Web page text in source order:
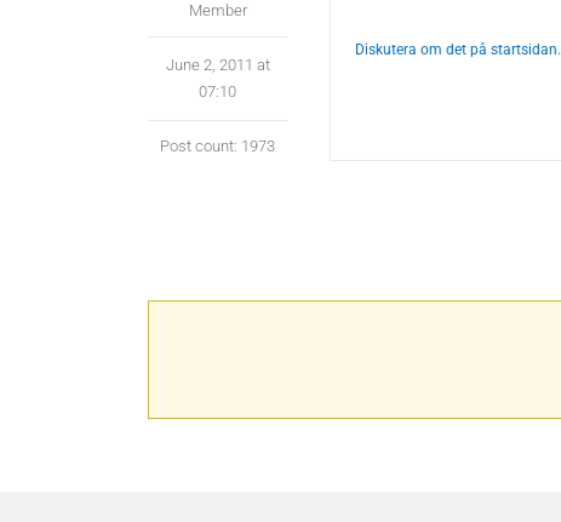
Member
June 2, 2011 at
07:10
Post count: 1973
Diskutera om det på